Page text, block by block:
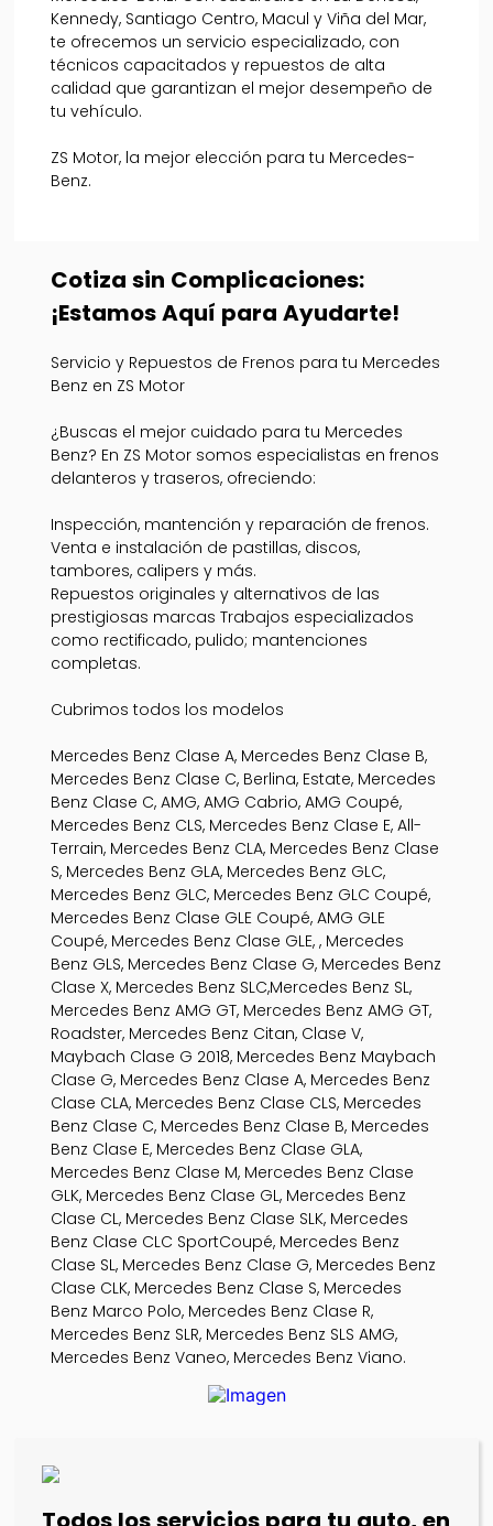
Kennedy, Santiago Centro, Macul y Viña del Mar,
te ofrecemos un servicio especializado, con
técnicos capacitados y repuestos de alta
calidad que garantizan el mejor desempeño de
tu vehículo.
ZS Motor, la mejor elección para tu Mercedes-
Benz.
Cotiza sin Complicaciones:
¡Estamos Aquí para Ayudarte!
Servicio y Repuestos de Frenos para tu Mercedes
Benz en ZS Motor
¿Buscas el mejor cuidado para tu Mercedes
Benz? En ZS Motor somos especialistas en frenos
delanteros y traseros, ofreciendo:
Inspección, mantención y reparación de frenos.
Venta e instalación de pastillas, discos,
tambores, calipers y más.
Repuestos originales y alternativos de las
prestigiosas marcas Trabajos especializados
como rectificado, pulido; mantenciones
completas.
Cubrimos todos los modelos
Mercedes Benz Clase A, Mercedes Benz Clase B,
Mercedes Benz Clase C, Berlina, Estate, Mercedes
Benz Clase C, AMG, AMG Cabrio, AMG Coupé,
Mercedes Benz CLS, Mercedes Benz Clase E, All-
Terrain, Mercedes Benz CLA, Mercedes Benz Clase
S, Mercedes Benz GLA, Mercedes Benz GLC,
Mercedes Benz GLC, Mercedes Benz GLC Coupé,
Mercedes Benz Clase GLE Coupé, AMG GLE
Coupé, Mercedes Benz Clase GLE, , Mercedes
Benz GLS, Mercedes Benz Clase G, Mercedes Benz
Clase X, Mercedes Benz SLC,Mercedes Benz SL,
Mercedes Benz AMG GT, Mercedes Benz AMG GT,
Roadster, Mercedes Benz Citan, Clase V,
Maybach Clase G 2018, Mercedes Benz Maybach
Clase G, Mercedes Benz Clase A, Mercedes Benz
Clase CLA, Mercedes Benz Clase CLS, Mercedes
Benz Clase C, Mercedes Benz Clase B, Mercedes
Benz Clase E, Mercedes Benz Clase GLA,
Mercedes Benz Clase M, Mercedes Benz Clase
GLK, Mercedes Benz Clase GL, Mercedes Benz
Clase CL, Mercedes Benz Clase SLK, Mercedes
Benz Clase CLC SportCoupé, Mercedes Benz
Clase SL, Mercedes Benz Clase G, Mercedes Benz
Clase CLK, Mercedes Benz Clase S, Mercedes
Benz Marco Polo, Mercedes Benz Clase R,
Mercedes Benz SLR, Mercedes Benz SLS AMG,
Mercedes Benz Vaneo, Mercedes Benz Viano.